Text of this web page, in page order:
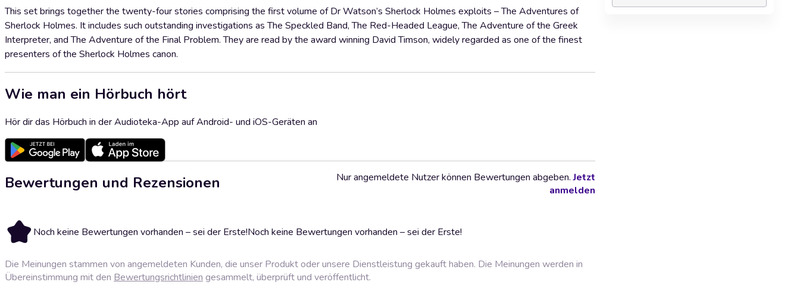
This set brings together the twenty-four stories comprising the first volume of Dr Watson’s Sherlock Holmes exploits – The Adventures of
Sherlock Holmes. It includes such outstanding investigations as The Speckled Band, The Red-Headed League, The Adventure of the Greek
Interpreter, and The Adventure of the Final Problem. They are read by the award winning David Timson, widely regarded as one of the finest
presenters of the Sherlock Holmes canon.
Wie man ein Hörbuch hört
Hör dir das Hörbuch in der Audioteka-App auf Android- und iOS-Geräten an
Bewertungen und Rezensionen
Noch keine Bewertungen vorhanden – sei der Erste!Noch keine Bewertungen vorhanden – sei der Erste!
Nur angemeldete Nutzer können Bewertungen abgeben.Jetzt
anmelden
Die Meinungen stammen von angemeldeten Kunden, die unser Produkt oder unsere Dienstleistung gekauft haben. Die Meinungen werden in
Übereinstimmung mit den Bewertungsrichtlinien gesammelt, überprüft und veröffentlicht.